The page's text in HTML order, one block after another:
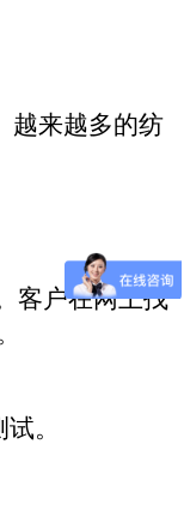
越来越多的纺
客户在网上找
。